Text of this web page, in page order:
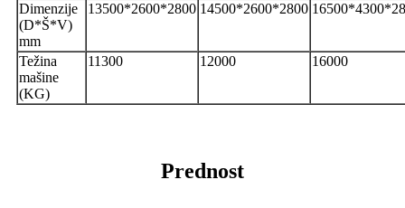
Dimenzije
(D*Š*V)
mm
13500*2600*2800 14500*2600*2800
Težina
mašine
(KG)
11300 12000 16000
Prednost